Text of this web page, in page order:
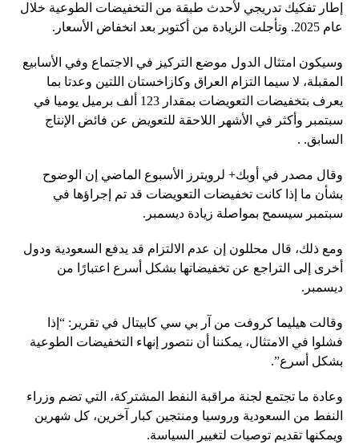
إطار تفكيك تدريجي لأحدث طبقة من التخفيضات الطوعية خلال
عام 2025. وتأجلت الزيادة من أكتوبر بعد انخفاض الأسعار.
وسيكون امتثال الدول موضع التركيز في الاجتماع وفي الأسابيع
المقبلة، لا سيما التزام العراق وكازاخستان اللتين وعدتا بما
يعرف بتخفيضات التعويضات بمقدار 123 ألف برميل يوميا في
سبتمبر وأكثر في الأشهر اللاحقة للتعويض عن فائض الإنتاج
السابق. .
وقال مصدر في أوبك+ لرويترز الأسبوع الماضي إن الوضوح
بشأن ما إذا كانت تخفيضات التعويضات قد تم إجراؤها في
سبتمبر سيسمح بمواصلة زيادة ديسمبر.
ومع ذلك، قال محللون إن عدم الالتزام قد يدفع السعودية ودول
أخرى إلى التراجع عن تخفيضاتها بشكل أسرع اعتبارًا من
ديسمبر.
وقالت هيليما كروفت من آر بي سي كابيتال في تقرير: “إذا
فشلوا في الامتثال، يمكننا أن نتصور إنهاء التخفيضات الطوعية
بشكل أسرع”.
وعادة ما تجتمع لجنة مراقبة النفط المشتركة، التي تضم وزراء
النفط من السعودية وروسيا ومنتجين كبار آخرين، كل شهرين
ويمكنها تقديم توصيات لتغيير السياسة.